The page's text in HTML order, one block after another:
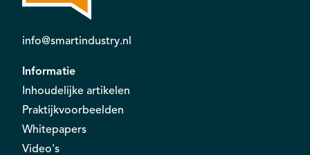
info@smartindustry.nl
Informatie
Inhoudelijke artikelen
Praktijkvoorbeelden
Whitepapers
Video's